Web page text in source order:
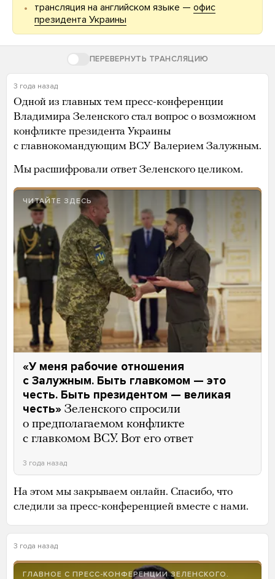
трансляция на английском языке — офис
президента Украины
ПЕРЕВЕРНУТЬ ТРАНСЛЯЦИЮ
3 года назад
Одной из главных тем пресс-конференции
Владимира Зеленского стал вопрос о возможном
конфликте президента Украины
с главнокомандующим ВСУ Валерием Залужным.
Мы расшифровали ответ Зеленского целиком.
ЧИТАЙТЕ ЗДЕСЬ
«У меня рабочие отношения
с Залужным. Быть главкомом — это
честь. Быть президентом — великая
честь» Зеленского спросили
о предполагаемом конфликте
с главкомом ВСУ. Вот его ответ
3 года назад
На этом мы закрываем онлайн. Спасибо, что
следили за пресс-конференцией вместе с нами.
3 года назад
ГЛАВНОЕ С ПРЕСС-КОНФЕРЕНЦИИ ЗЕЛЕНСКОГО.